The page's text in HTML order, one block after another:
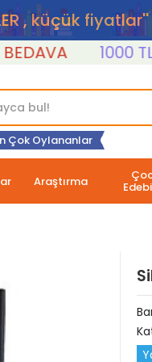
, küçük fiyatlar''
1000 TL ve
Çok Oylananlar
Araştırma